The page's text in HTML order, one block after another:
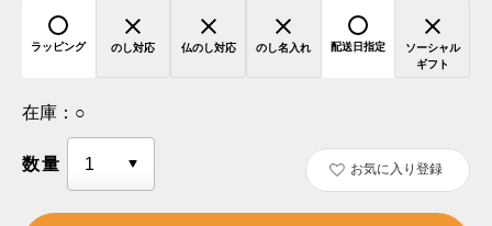
ラッピング のし対応 仏のし対応 のし名入れ 配送日指定
ソーシャル
ギフト
在庫： ○
数量 お気に入り登録